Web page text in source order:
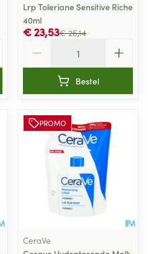
Lrp Toleriane Sensitive Riche
40ml
€ 26,14
€ 23,53
Bestel
PROMO
CeraVe